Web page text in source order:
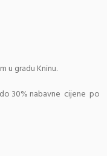
u gradu Kninu.
30% nabavne cijene po